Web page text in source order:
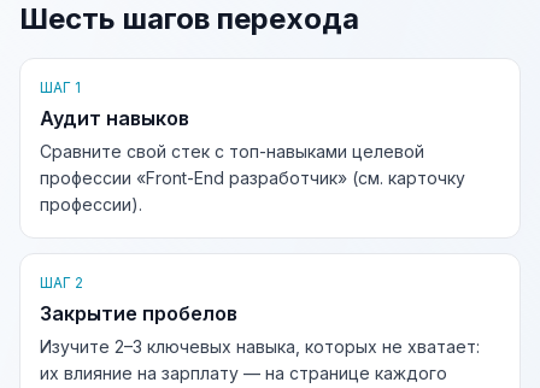
Шесть шагов перехода
ШАГ 1
Аудит навыков
Сравните свой стек с топ-навыками целевой
профессии «Front-End разработчик» (см. карточку
профессии).
ШАГ 2
Закрытие пробелов
Изучите 2–3 ключевых навыка, которых не хватает:
их влияние на зарплату — на странице каждого